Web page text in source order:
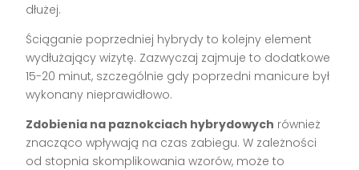
dłużej.
Ściąganie poprzedniej hybrydy to kolejny element
wydłużający wizytę. Zazwyczaj zajmuje to dodatkowe
15-20 minut, szczególnie gdy poprzedni manicure był
wykonany nieprawidłowo.
Zdobienia na paznokciach hybrydowych również
znacząco wpływają na czas zabiegu. W zależności
od stopnia skomplikowania wzorów, może to